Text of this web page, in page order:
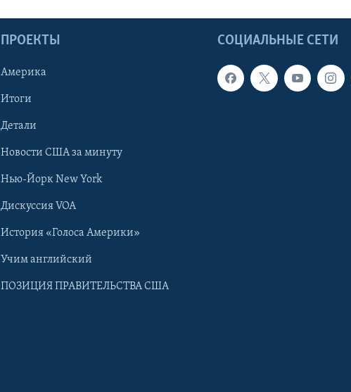
СОЦИАЛЬНЫЕ СЕТИ
ПРОЕКТЫ
Америка
Итоги
Детали
Новости США за минуту
Нью-Йорк New York
Дискуссия VOA
История «Голоса Америки»
Учим английский
ПОЗИЦИЯ ПРАВИТЕЛЬСТВА США